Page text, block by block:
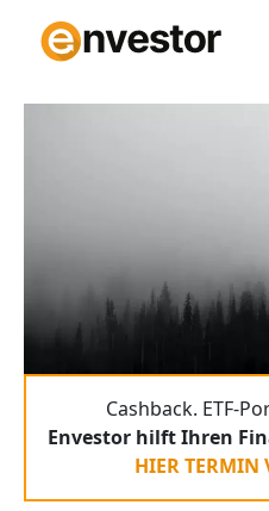
Inhalt
springen
Cashback. ETF-
Envestor hilft Ihren
HIER TERMIN